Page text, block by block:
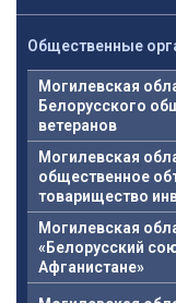
Общественные
Могилевская
Белорусского
ветеранов
Могилевская
общественное
товарищество
Могилевская
«Белорусский
Афганистане»